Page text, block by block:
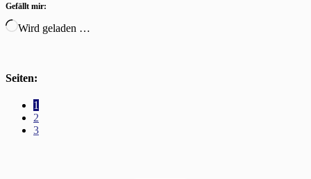
Gefällt mir:
Wird geladen …
Seiten:
1
2
3